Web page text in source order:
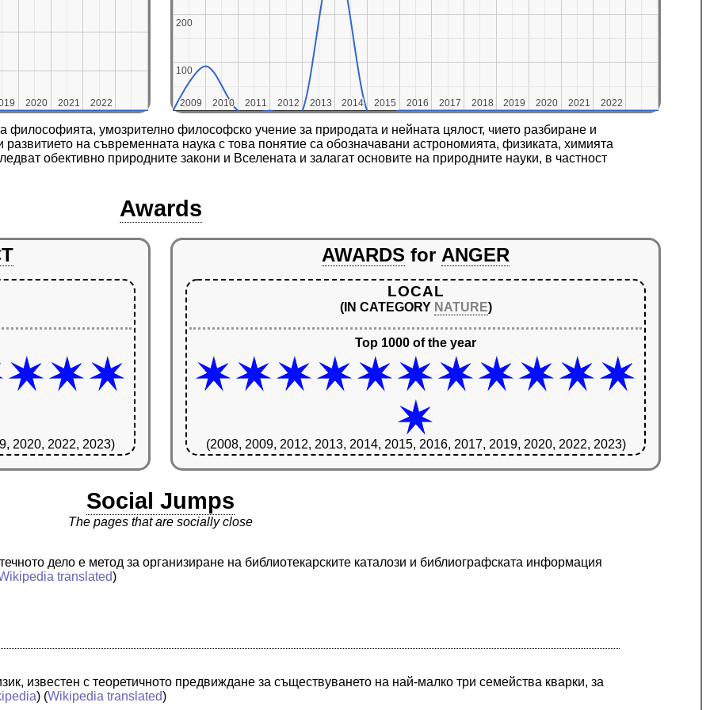
2020
2020 2021
2021 2022
2022 2009
2009 2010
2010 2011
2011 2012
2012 2013
2013 2014
2014 2015
2015 2016
2016 2017
2017 2018
2018 2019
2019 2020
2020 2021
2021 2022
2022
100
100
200
200
умозрително философско учение за природата и нейната цялост, чието разбиране и
на съвременната наука с това понятие са обозначавани астрономията, физиката, химията
обективно природните закони и Вселената и залагат основите на природните науки, в частност
Awards
2020, 2022, 2023)
AWARDS for ANGER
LOCAL
(IN CATEGORY NATURE)
Top 1000 of the year
(2008, 2009, 2012, 2013, 2014, 2015, 2016, 2017, 2019, 2020, 2022, 2023)
Social Jumps
The pages that are socially close
дело е метод за организиране на библиотекарските каталози и библиографската информация
translated)
известен с теоретичното предвиждане за съществуването на най-малко три семейства кварки, за
) (Wikipedia translated)